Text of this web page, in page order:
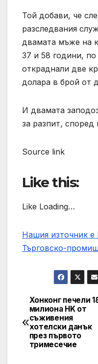
Той добави, че
разследвания
двамата мъже на
37 и 58 години,
откраднали две
долара в брой от
И двамата
за разпит, според
Source link
Like this:
Like Loading…
Нашия източник е
Търговско-
Post
navigation
Хонконг печели
милиона HK от
съживения
хотелски данък
през първото
тримесечие